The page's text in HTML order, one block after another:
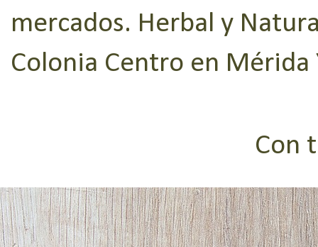
mercados. Herbal y
Colonia Centro en Mérida
Con